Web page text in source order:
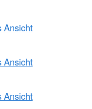
Ansicht
Ansicht
Ansicht